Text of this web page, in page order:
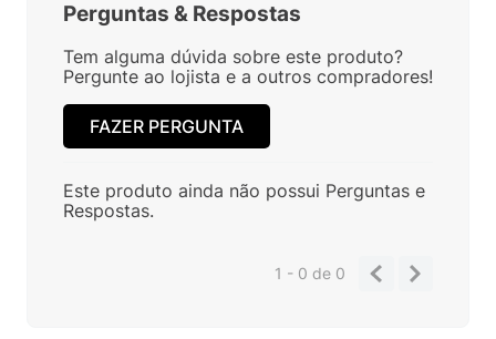
Perguntas & Respostas
Tem alguma dúvida sobre este produto?
Pergunte ao lojista e a outros compradores!
FAZER PERGUNTA
Este produto ainda não possui Perguntas e
Respostas.
1 - 0de 0